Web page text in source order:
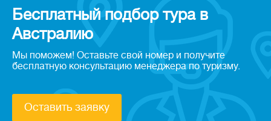
Бесплатный подбор тура в
Австралию
Мы поможем! Оставьте свой номер и получите
бесплатную консультацию менеджера по туризму.
Оставить заявку